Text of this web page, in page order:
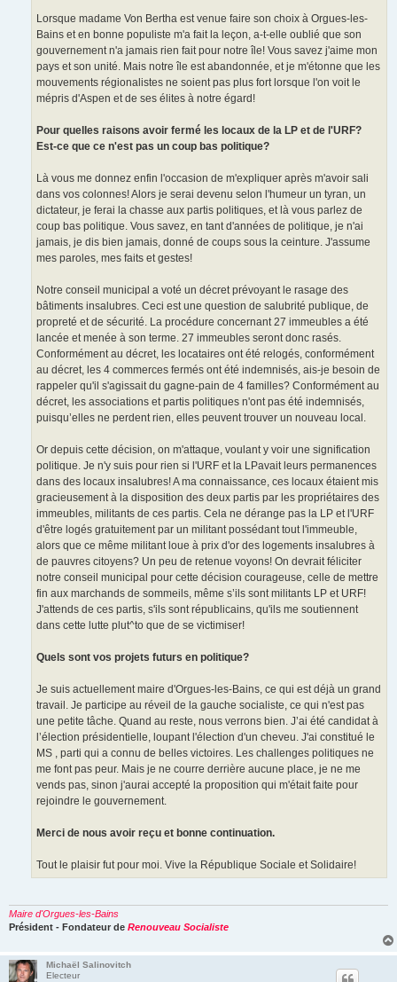
Lorsque madame Von Bertha est venue faire son choix à Orgues-les-
Bains et en bonne populiste m'a fait la leçon, a-t-elle oublié que son
gouvernement n'a jamais rien fait pour notre île! Vous savez j'aime mon
pays et son unité. Mais notre île est abandonnée, et je m'étonne que les
mouvements régionalistes ne soient pas plus fort lorsque l'on voit le
mépris d'Aspen et de ses élites à notre égard!
Pour quelles raisons avoir fermé les locaux de la LP et de l'URF?
Est-ce que ce n'est pas un coup bas politique?
Là vous me donnez enfin l'occasion de m'expliquer après m'avoir sali
dans vos colonnes! Alors je serai devenu selon l'humeur un tyran, un
dictateur, je ferai la chasse aux partis politiques, et là vous parlez de
coup bas politique. Vous savez, en tant d'années de politique, je n'ai
jamais, je dis bien jamais, donné de coups sous la ceinture. J'assume
mes paroles, mes faits et gestes!
Notre conseil municipal a voté un décret prévoyant le rasage des
bâtiments insalubres. Ceci est une question de salubrité publique, de
propreté et de sécurité. La procédure concernant 27 immeubles a été
lancée et menée à son terme. 27 immeubles seront donc rasés.
Conformément au décret, les locataires ont été relogés, conformément
au décret, les 4 commerces fermés ont été indemnisés, ais-je besoin de
rappeler qu'il s'agissait du gagne-pain de 4 familles? Conformément au
décret, les associations et partis politiques n'ont pas été indemnisés,
puisqu’elles ne perdent rien, elles peuvent trouver un nouveau local.
Or depuis cette décision, on m'attaque, voulant y voir une signification
politique. Je n'y suis pour rien si l'URF et la LPavait leurs permanences
dans des locaux insalubres! A ma connaissance, ces locaux étaient mis
gracieusement à la disposition des deux partis par les propriétaires des
immeubles, militants de ces partis. Cela ne dérange pas la LP et l'URF
d'être logés gratuitement par un militant possédant tout l'immeuble,
alors que ce même militant loue à prix d'or des logements insalubres à
de pauvres citoyens? Un peu de retenue voyons! On devrait féliciter
notre conseil municipal pour cette décision courageuse, celle de mettre
fin aux marchands de sommeils, même s’ils sont militants LP et URF!
J'attends de ces partis, s'ils sont républicains, qu'ils me soutiennent
dans cette lutte plut^to que de se victimiser!
Quels sont vos projets futurs en politique?
Je suis actuellement maire d'Orgues-les-Bains, ce qui est déjà un grand
travail. Je participe au réveil de la gauche socialiste, ce qui n'est pas
une petite tâche. Quand au reste, nous verrons bien. J’ai été candidat à
l’élection présidentielle, loupant l'élection d'un cheveu. J'ai constitué le
MS , parti qui a connu de belles victoires. Les challenges politiques ne
me font pas peur. Mais je ne courre derrière aucune place, je ne me
vends pas, sinon j'aurai accepté la proposition qui m'était faite pour
rejoindre le gouvernement.
Merci de nous avoir reçu et bonne continuation.
Tout le plaisir fut pour moi. Vive la République Sociale et Solidaire!
Maire d'Orgues-les-Bains
Président - Fondateur de Renouveau Socialiste
Michaël Salinovitch
Electeur